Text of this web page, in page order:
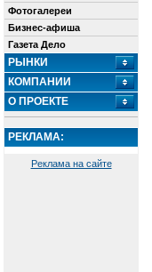
Фотогалереи
Бизнес-афиша
Газета Дело
РЫНКИ
КОМПАНИИ
О ПРОЕКТЕ
РЕКЛАМА:
Реклама на сайте